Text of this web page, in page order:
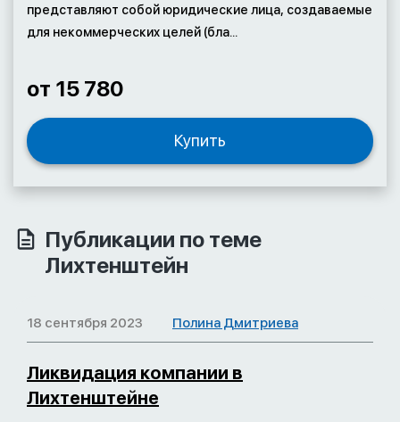
представляют собой юридические лица, создаваемые
для некоммерческих целей (бла...
от 15 780
Купить
Публикации по теме
Лихтенштейн
18 сентября 2023 Полина Дмитриева
Ликвидация компании в
Лихтенштейне